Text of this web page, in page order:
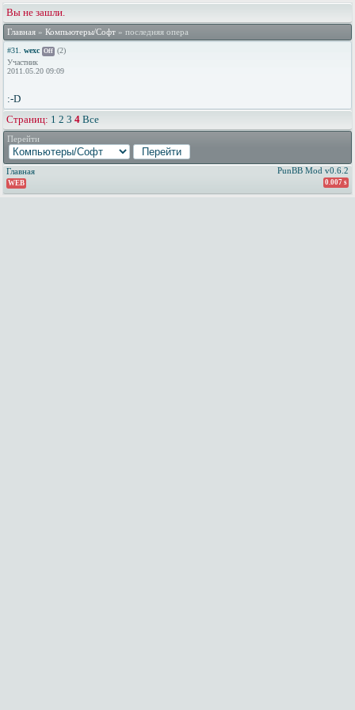
Вы не зашли.
Главная » Компьютеры/Софт » последняя опера
#31. wexc Off (2)
Участник
2011.05.20 09:09
:-D
Страниц: 1 2 3 4 Все
Перейти
Главная
WEB
PunBB Mod v0.6.2
0.007 s